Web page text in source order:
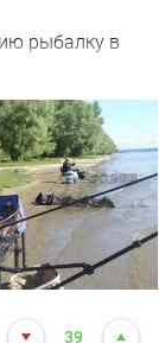
рыбалку в
ловить
Язь , Лещ
39